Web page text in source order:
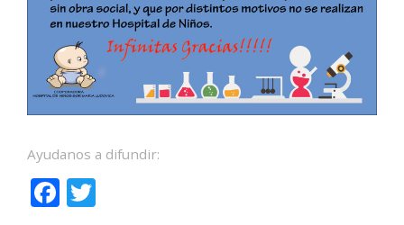
Ayudanos a difundir:
F